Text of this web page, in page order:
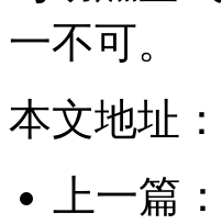
一不可。
本文地址：
上一篇：